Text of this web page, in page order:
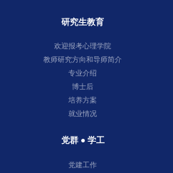
研究生教育
欢迎报考心理学院
教师研究方向和导师简介
专业介绍
博士后
培养方案
就业情况
党群 ● 学工
党建工作